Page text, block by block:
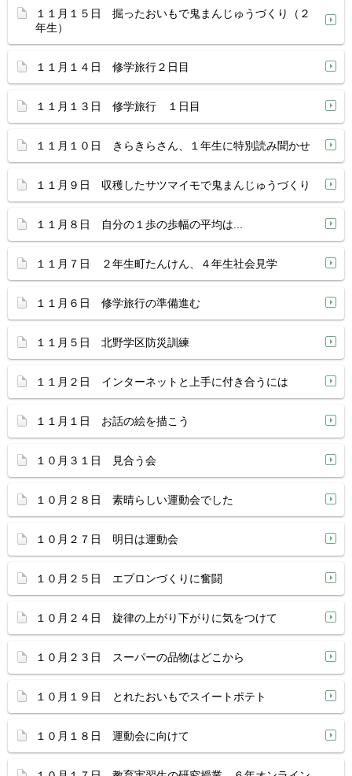
１１月１５日 掘ったおいもで鬼まんじゅうづくり（２
年生）
１１月１４日 修学旅行２日目
１１月１３日 修学旅行 １日目
１１月１０日 きらきらさん、１年生に特別読み聞かせ
１１月９日 収穫したサツマイモで鬼まんじゅうづくり
１１月８日 自分の１歩の歩幅の平均は...
１１月７日 ２年生町たんけん、４年生社会見学
１１月６日 修学旅行の準備進む
１１月５日 北野学区防災訓練
１１月２日 インターネットと上手に付き合うには
１１月１日 お話の絵を描こう
１０月３１日 見合う会
１０月２８日 素晴らしい運動会でした
１０月２７日 明日は運動会
１０月２５日 エプロンづくりに奮闘
１０月２４日 旋律の上がり下がりに気をつけて
１０月２３日 スーパーの品物はどこから
１０月１９日 とれたおいもでスイートポテト
１０月１８日 運動会に向けて